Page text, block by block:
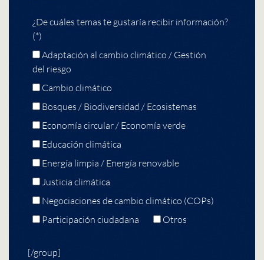
¿De cuáles temas te gustaría recibir información?
(*)
Adaptación al cambio climático / Gestión
del riesgo
Cambio climático
Bosques / Biodiversidad / Ecosistemas
Economía circular / Economía verde
Educación climática
Energía limpia / Energía renovable
Justicia climática
Negociaciones de cambio climático (COPs)
Participación ciudadana
Otros
[/group]